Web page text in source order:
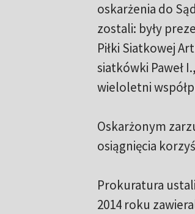
oskarżenia do
zostali: były
Piłki Siatkowej
siatkówki Paweł
wieloletni
Oskarżonym
osiągnięcia
Prokuratura
2014 roku